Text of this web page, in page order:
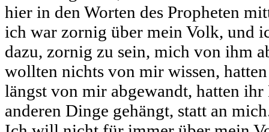
hier in den Worten des Propheten
ich war zornig über mein Volk, und
dazu, zornig zu sein, mich von ihm
wollten nichts von mir wissen,
längst von mir abgewandt, hatten
anderen Dinge gehängt, statt an